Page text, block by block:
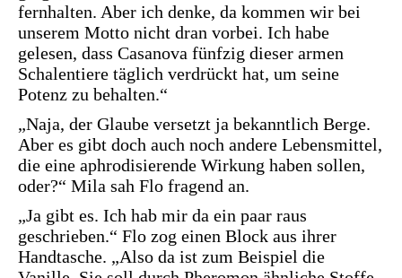
fernhalten. Aber ich denke, da kommen wir bei
unserem Motto nicht dran vorbei. Ich habe
gelesen, dass Casanova fünfzig dieser armen
Schalentiere täglich verdrückt hat, um seine
Potenz zu behalten.“
„Naja, der Glaube versetzt ja bekanntlich Berge.
Aber es gibt doch auch noch andere Lebensmittel,
die eine aphrodisierende Wirkung haben sollen,
oder?“ Mila sah Flo fragend an.
„Ja gibt es. Ich hab mir da ein paar raus
geschrieben.“ Flo zog einen Block aus ihrer
Handtasche. „Also da ist zum Beispiel die